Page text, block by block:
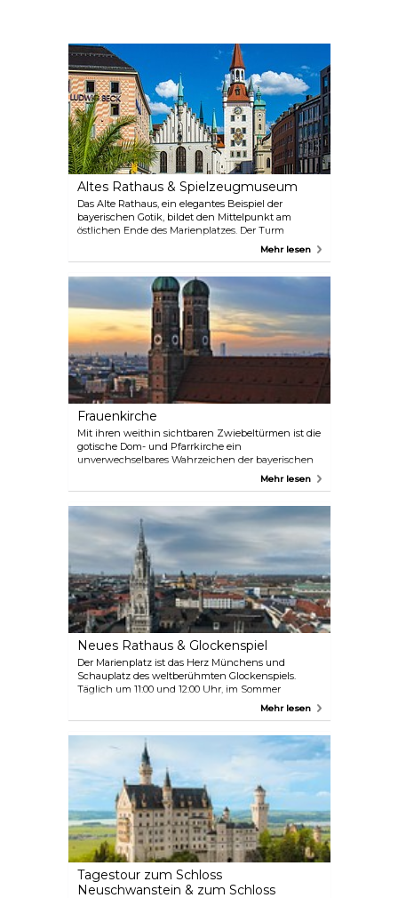
Altes Rathaus & Spielzeugmuseum
Das Alte Rathaus, ein elegantes Beispiel der
bayerischen Gotik, bildet den Mittelpunkt am
östlichen Ende des Marienplatzes. Der Turm
beherbergt das Spielzeugmuseum und den
seine Holzdecken aus.
Mehr lesen
Frauenkirche
Mit ihren weithin sichtbaren Zwiebeltürmen ist die
gotische Dom- und Pfarrkirche ein
unverwechselbares Wahrzeichen der bayerischen
Landeshauptstadt. Von der Spitze des Südturms hat
Mehr lesen
Neues Rathaus & Glockenspiel
Der Marienplatz ist das Herz Münchens und
Schauplatz des weltberühmten Glockenspiels.
Täglich um 11:00 und 12:00 Uhr, im Sommer
neugotische Fassade des Gebäudes ist ein beliebter
Hintergrund für Erinnerungsfotos. Steigen Sie auf
die Spitze des 85 Meter hohen Turms, um einen
schönen Blick auf die Stadt zu genießen.
Mehr lesen
Tagestour zum Schloss
Neuschwanstein & zum Schloss